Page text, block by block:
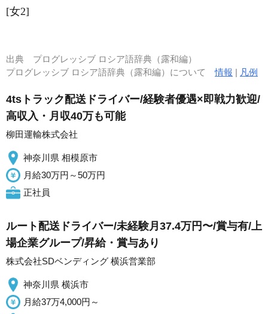
[女2]
出典 プログレッシブ ロシア語辞典（露和編）
プログレッシブ ロシア語辞典（露和編）について情報 | 凡例
4tsトラック配送ドライバー/経験者優遇×即戦力歓迎/
高収入・月収40万も可能
柳田運輸株式会社
神奈川県 相模原市
月給30万円～50万円
正社員
ルート配送ドライバー/未経験月37.4万円〜/賞与有/上
場企業グループ/昇給・賞与あり
株式会社SDベンディング 横浜営業部
神奈川県 横浜市
月給37万4,000円～